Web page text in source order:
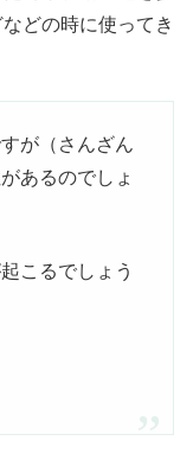
どの時に使ってき
が（さんざん
あるのでしょ
こるでしょう